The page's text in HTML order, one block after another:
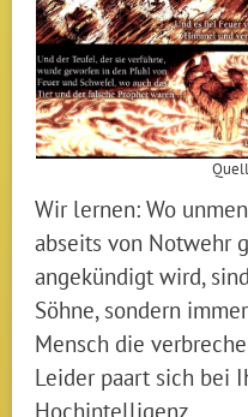
Wir lernen: Wo
abseits von Notwehr
angekündigt wird,
Söhne, sondern
Mensch die
Leider paart sich bei
Hochintelligenz.